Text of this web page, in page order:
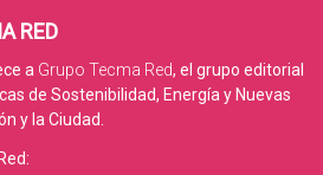
RED
a Grupo Tecma Red, el grupo editorial
de Sostenibilidad, Energía y Nuevas
y la Ciudad.